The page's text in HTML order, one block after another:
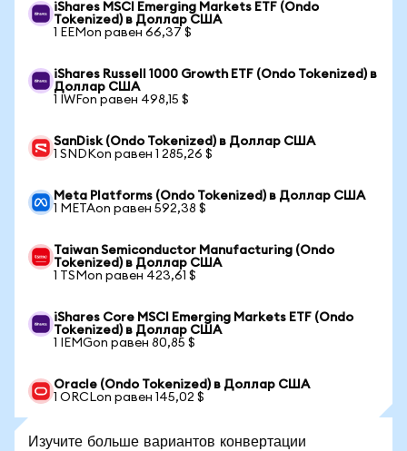
iShares MSCI Emerging Markets ETF (Ondo
Tokenized) в Доллар США
1 EEMon равен 66,37 $
iShares Russell 1000 Growth ETF (Ondo Tokenized) в
Доллар США
1 IWFon равен 498,15 $
SanDisk (Ondo Tokenized) в Доллар США
1 SNDKon равен 1 285,26 $
Meta Platforms (Ondo Tokenized) в Доллар США
1 METAon равен 592,38 $
Taiwan Semiconductor Manufacturing (Ondo
Tokenized) в Доллар США
1 TSMon равен 423,61 $
iShares Core MSCI Emerging Markets ETF (Ondo
Tokenized) в Доллар США
1 IEMGon равен 80,85 $
Oracle (Ondo Tokenized) в Доллар США
1 ORCLon равен 145,02 $
Изучите больше вариантов конвертации